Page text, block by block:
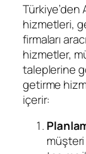
Türkiye’den
hizmetleri,
firmaları
hizmetler,
taleplerine
getirme
içerir:
müşteri